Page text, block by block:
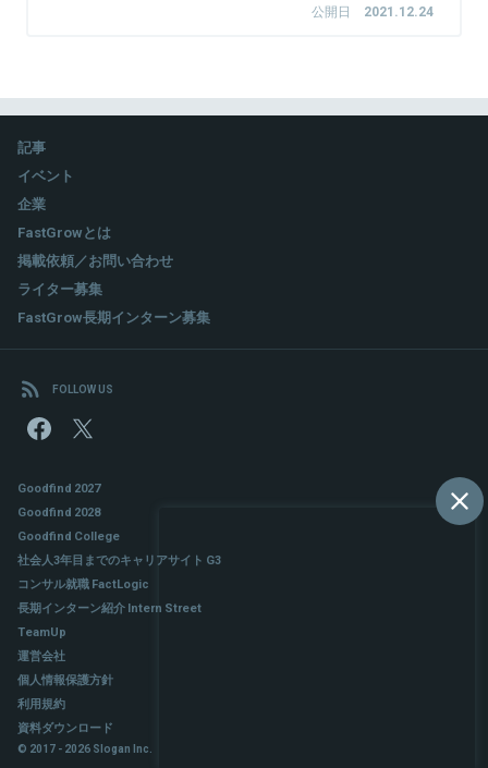
了。2018年よりSynamonにBizDevとして参画し、2021年8月
公開日 2021.12.24
記事
イベント
企業
FastGrowとは
掲載依頼／お問い合わせ
ライター募集
FastGrow長期インターン募集
FOLLOW US
Goodfind 2027
Goodfind 2028
Goodfind College
社会人3年目までのキャリアサイト G3
コンサル就職 FactLogic
長期インターン紹介 Intern Street
TeamUp
運営会社
個人情報保護方針
利用規約
資料ダウンロード
© 2017 - 2026 Slogan Inc.